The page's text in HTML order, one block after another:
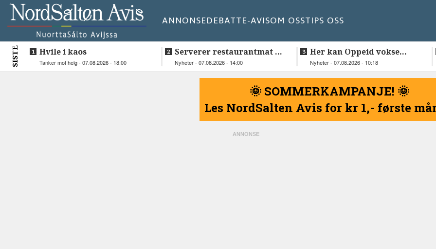
ANNONSEDEBATTE-AVISOM OSSTIPS OSS
SISTE Hvile i kaos
Tanker mot helg - 07.08.2026 - 18:00
Serverer restaurantmat til
beboerne
Nyheter - 07.08.2026 - 14:00
Her kan Oppeid vokse
videre
Nyheter - 07.08.2026 - 10:18
🌞 SOMMERKAMPANJE! 🌞
Les NordSalten Avis for kr 1,- første